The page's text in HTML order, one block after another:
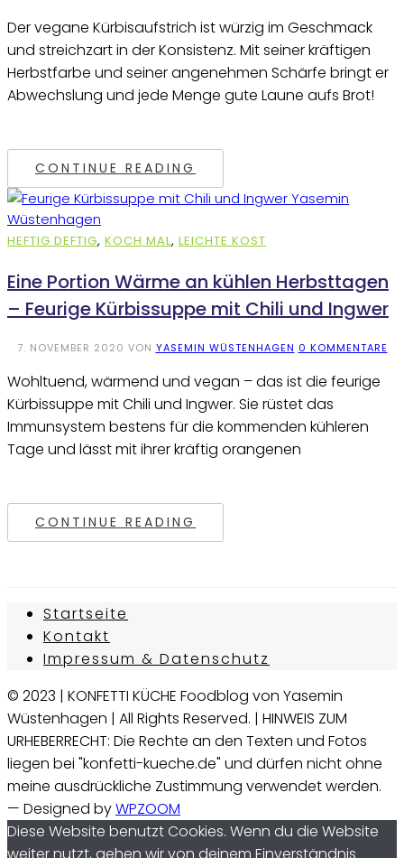
Der vegane Kürbisaufstrich ist würzig im Geschmack
und streichzart in der Konsistenz. Mit seiner kräftigen
Herbstfarbe und seiner angenehmen Schärfe bringt er
Abwechslung und jede Menge gute Laune aufs Brot!
CONTINUE READING
HEFTIG DEFTIG, KOCH MAL, LEICHTE KOST
Eine Portion Wärme an kühlen Herbsttagen
– Feurige Kürbissuppe mit Chili und Ingwer
7. NOVEMBER 2020 VON YASEMIN WÜSTENHAGEN 0 KOMMENTARE
Wohltuend, wärmend und vegan – das ist die feurige
Kürbissuppe mit Chili und Ingwer. Sie rüstet das
Immunsystem bestens für die kommenden kühleren
Tage und lässt mit ihrer kräftig orangenen
CONTINUE READING
Startseite
Kontakt
Impressum & Datenschutz
© 2023 | KONFETTI KÜCHE Foodblog von Yasemin
Wüstenhagen | All Rights Reserved. | HINWEIS ZUM
URHEBERRECHT: Die Rechte an den Texten und Fotos
liegen bei "konfetti-kueche.de" und dürfen nicht ohne
meine ausdrückliche Zustimmung verwendet werden.
— Designed byWPZOOM
Diese Website benutzt Cookies. Wenn du die Website